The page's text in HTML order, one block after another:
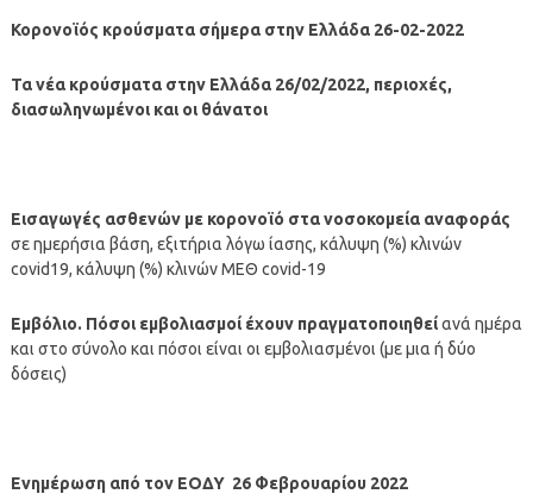
Κορονοϊός κρούσματα σήμερα στην Ελλάδα 26-02-2022
Τα νέα κρούσματα στην Ελλάδα 26/02/2022, περιοχές,
διασωληνωμένοι και οι θάνατοι
Εισαγωγές ασθενών με κορονοϊό στα νοσοκομεία αναφοράς
σε ημερήσια βάση, εξιτήρια λόγω ίασης, κάλυψη (%) κλινών
covid19, κάλυψη (%) κλινών ΜΕΘ covid-19
Εμβόλιο. Πόσοι εμβολιασμοί έχουν πραγματοποιηθείανά ημέρα
και στο σύνολο και πόσοι είναι οι εμβολιασμένοι (με μια ή δύο
δόσεις)
Ενημέρωση από τον ΕΟΔΥ 26Φεβρουαρίου 2022